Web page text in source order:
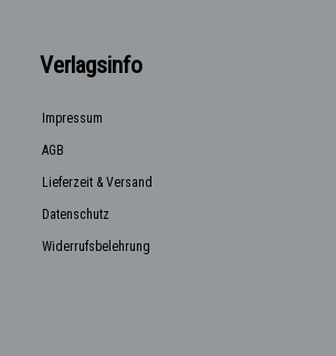
Verlagsinfo
Impressum
AGB
Lieferzeit & Versand
Datenschutz
Widerrufsbelehrung